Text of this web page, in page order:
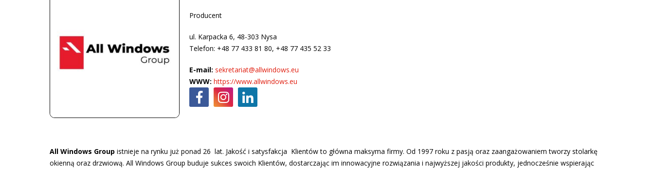
Producent
ul. Karpacka 6, 48-303 Nysa
Telefon: +48 77 433 81 80, +48 77 435 52 33
E-mail: sekretariat@allwindows.eu
WWW: https://www.allwindows.eu
All Windows Group istnieje na rynku już ponad 26 lat. Jakość i satysfakcja Klientów to główna maksyma firmy. Od 1997 roku z pasją oraz zaangażowaniem tworzy stolarkę
okienną oraz drzwiową. All Windows Group buduje sukces swoich Klientów, dostarczając im innowacyjne rozwiązania i najwyższej jakości produkty, jednocześnie wspierając